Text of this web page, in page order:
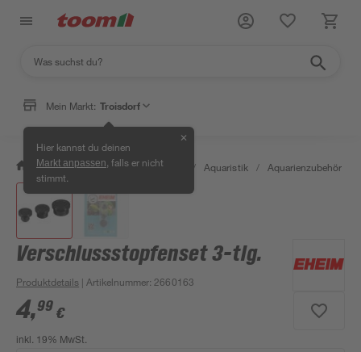
Mein Markt: Troisdorf
Hier kannst du deinen
Markt anpassen , falls er nicht
stimmt.
✕
/ Garten & Freizeit / Tierbedarf / Aquaristik / Aquarienzubehör
Verschlussstopfenset 3-tlg.
Produktdetails | Artikelnummer: 2660163
4,99 €
inkl. 19% MwSt.